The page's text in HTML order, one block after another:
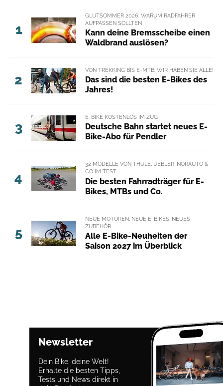
1
GLUTSOMMER 2026: WARUM RADFAHRER
AUFPASSEN SOLLTEN
Kann deine Bremsscheibe einen
Waldbrand auslösen?
2
VON TREKKING BIS E-MTB: WIR HABEN SIE ALLE!
Das sind die besten E-Bikes des
Jahres!
3
E-BIKE KOSTENLOS IM ZUG
Deutsche Bahn startet neues E-
Bike-Abo für Pendler
4
32 MODELLE VON THULE, UEBLER, NORAUTO &
CO IM TEST
Die besten Fahrradträger für E-
Bikes, MTBs und Co.
5
NEUE MOTOREN, NEUE E-BIKES, NEUES
ZUBEHÖR
Alle E-Bike-Neuheiten der
Saison 2027 im Überblick
Newsletter
Dein Bike, deine Welt!
Erhalte die besten Tipps,
Tests und News direkt in